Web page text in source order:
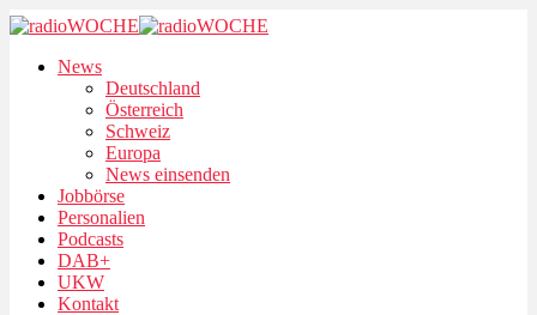
News
Deutschland
Österreich
Schweiz
Europa
News einsenden
Jobbörse
Personalien
Podcasts
DAB+
UKW
Kontakt